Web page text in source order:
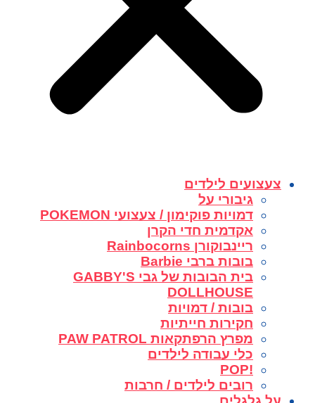
צעצועים לילדים
גיבורי על
דמויות פוקימון / צעצועי POKEMON
אקדמית חדי הקרן
ריינבוקורן Rainbocorns
בובות ברבי Barbie
בית הבובות של גבי GABBY'S
DOLLHOUSE
בובות / דמויות
חקירות חייתיות
מפרץ הרפתקאות PAW PATROL
כלי עבודה לילדים
!POP
רובים לילדים / חרבות